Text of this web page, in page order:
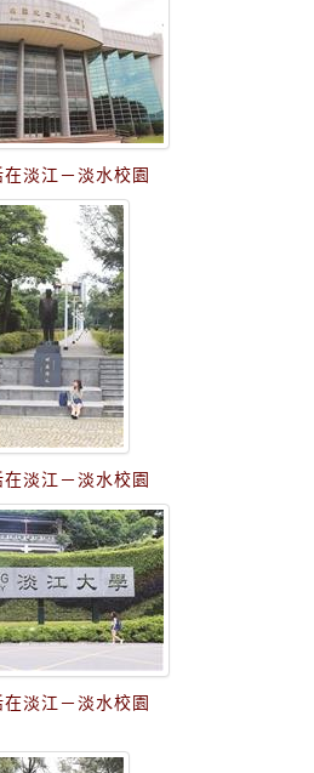
淡江－淡水校園
淡江－淡水校園
淡江－淡水校園